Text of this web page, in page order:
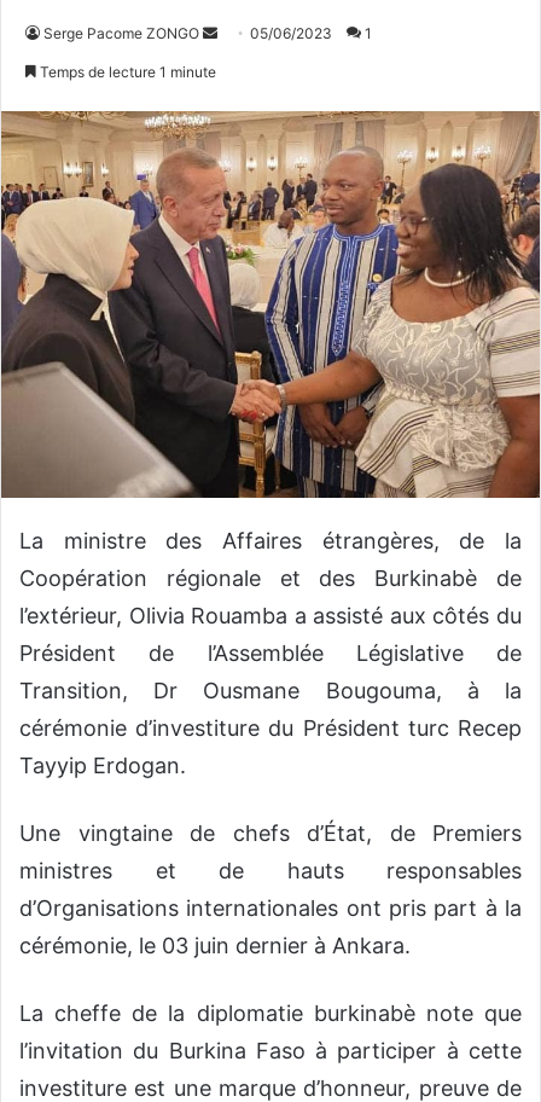
Serge Pacome ZONGO
o
y
e
r
u
n
o
u
r
l
05/06/2023 1
Temps de lecture 1 minute
La ministre des Affaires étrangères, de la
Coopération régionale et des Burkinabè de
l’extérieur, Olivia Rouamba a assisté aux côtés du
Président de l’Assemblée Législative de
Transition, Dr Ousmane Bougouma, à la
cérémonie d’investiture du Président turc Recep
Tayyip Erdogan.
Une vingtaine de chefs d’État, de Premiers
ministres et de hauts responsables
d’Organisations internationales ont pris part à la
cérémonie, le 03 juin dernier à Ankara.
La cheffe de la diplomatie burkinabè note que
l’invitation du Burkina Faso à participer à cette
investiture est une marque d’honneur, preuve de